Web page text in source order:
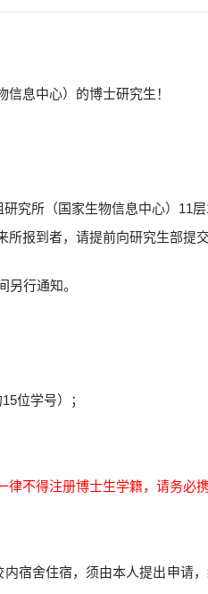
息中心）的博士研究生！
究所（国家生物信息中心） 11层
到者，请提前向研究生部提
行通知。
15位学号）；
不得注册博士生学籍，请务必
宿舍住宿，须由本人提出申请